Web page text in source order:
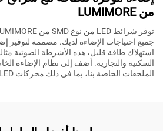
من LUMIMORE
جميع احتياجات الإضاءة لديك. مصممة لتوفير
استهلاك طاقة قليل، هذه الأشرطة الضوئية
السكنية والتجارية. أضف إلى نظام الإضاءة
الملحقات الخاصة بنا، بما في ذلك محركات LED وألواح LED المرنة.